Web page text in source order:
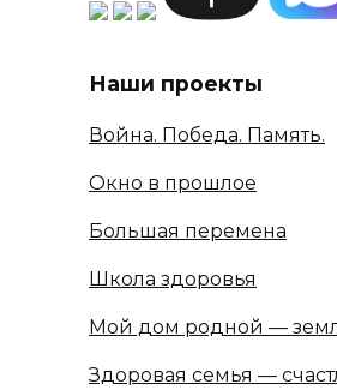
Наши проекты
Война. Победа. Память.
Окно в прошлое
Большая перемена
Школа здоровья
Мой дом родной —
Здоровая семья —